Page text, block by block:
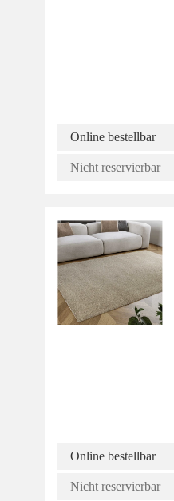
Online bestellbar
Nicht reservierbar
Online bestellbar
Nicht reservierbar